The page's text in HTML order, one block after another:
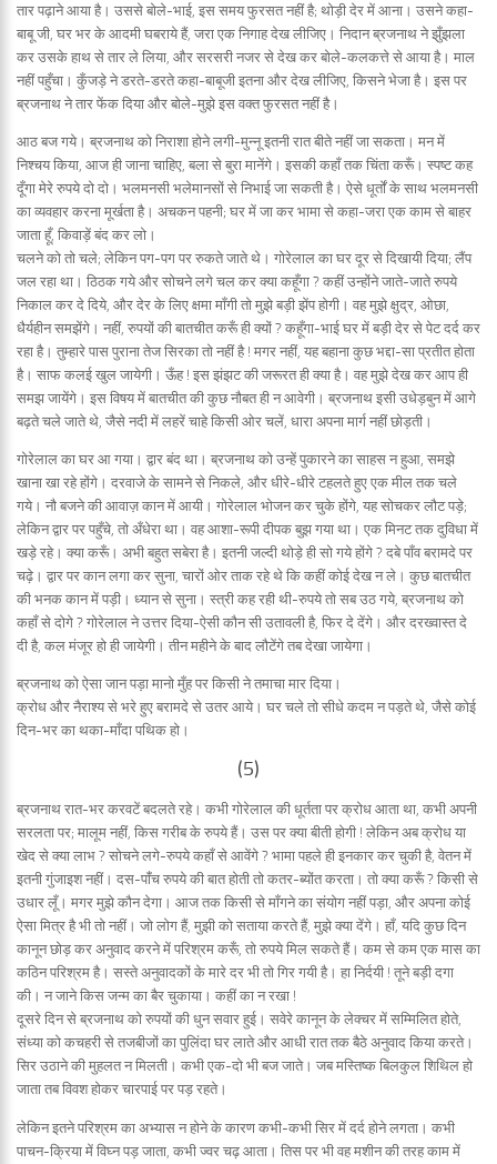
तार पढ़ाने आया है। उससे बोले-भाई, इस समय फुरसत नहीं है; थोड़ी देर में आना। उसने कहा-
बाबू जी, घर भर के आदमी घबराये हैं, जरा एक निगाह देख लीजिए। निदान ब्रजनाथ ने झुँझला
कर उसके हाथ से तार ले लिया, और सरसरी नजर से देख कर बोले-कलकत्ते से आया है। माल
नहीं पहुँचा। कुँजड़े ने डरते-डरते कहा-बाबूजी इतना और देख लीजिए, किसने भेजा है। इस पर
ब्रजनाथ ने तार फेंक दिया और बोले-मुझे इस वक्त फुरसत नहीं है।
आठ बज गये। ब्रजनाथ को निराशा होने लगी-मुन्नू इतनी रात बीते नहीं जा सकता। मन में
निश्चय किया, आज ही जाना चाहिए, बला से बुरा मानेंगे। इसकी कहाँ तक चिंता करूँ। स्पष्ट कह
दूँगा मेरे रुपये दो दो। भलमनसी भलेमानसों से निभाई जा सकती है। ऐसे धूर्तों के साथ भलमनसी
का व्यवहार करना मूर्खता है। अचकन पहनी; घर में जा कर भामा से कहा-जरा एक काम से बाहर
जाता हूँ, किवाड़ें बंद कर लो।
चलने को तो चले; लेकिन पग-पग पर रुकते जाते थे। गोरेलाल का घर दूर से दिखायी दिया; लैंप
जल रहा था। ठिठक गये और सोचने लगे चल कर क्या कहूँगा ? कहीं उन्होंने जाते-जाते रुपये
निकाल कर दे दिये, और देर के लिए क्षमा माँगी तो मुझे बड़ी झेंप होगी। वह मुझे क्षुद्र, ओछा,
धैर्यहीन समझेंगे। नहीं, रुपयों की बातचीत करूँ ही क्यों ? कहूँगा-भाई घर में बड़ी देर से पेट दर्द कर
रहा है। तुम्हारे पास पुराना तेज सिरका तो नहीं है ! मगर नहीं, यह बहाना कुछ भद्दा-सा प्रतीत होता
है। साफ कलई खुल जायेगी। ऊँह ! इस झंझट की जरूरत ही क्या है। वह मुझे देख कर आप ही
समझ जायेंगे। इस विषय में बातचीत की कुछ नौबत ही न आवेगी। ब्रजनाथ इसी उधेड़बुन में आगे
बढ़ते चले जाते थे, जैसे नदी में लहरें चाहे किसी ओर चलें, धारा अपना मार्ग नहीं छोड़ती।
गोरेलाल का घर आ गया। द्वार बंद था। ब्रजनाथ को उन्हें पुकारने का साहस न हुआ, समझे
खाना खा रहे होंगे। दरवाजे के सामने से निकले, और धीरे-धीरे टहलते हुए एक मील तक चले
गये। नौ बजने की आवाज़ कान में आयी। गोरेलाल भोजन कर चुके होंगे, यह सोचकर लौट पड़े;
लेकिन द्वार पर पहुँचे, तो अँधेरा था। वह आशा-रूपी दीपक बुझ गया था। एक मिनट तक दुविधा में
खड़े रहे। क्या करूँ। अभी बहुत सबेरा है। इतनी जल्दी थोड़े ही सो गये होंगे ? दबे पाँव बरामदे पर
चढ़े। द्वार पर कान लगा कर सुना, चारों ओर ताक रहे थे कि कहीं कोई देख न ले। कुछ बातचीत
की भनक कान में पड़ी। ध्यान से सुना। स्त्री कह रही थी-रुपये तो सब उठ गये, ब्रजनाथ को
कहाँ से दोगे ? गोरेलाल ने उत्तर दिया-ऐसी कौन सी उतावली है, फिर दे देंगे। और दरख्वास्त दे
दी है, कल मंजूर हो ही जायेगी। तीन महीने के बाद लौटेंगे तब देखा जायेगा।
ब्रजनाथ को ऐसा जान पड़ा मानो मुँह पर किसी ने तमाचा मार दिया।
क्रोध और नैराश्य से भरे हुए बरामदे से उतर आये। घर चले तो सीधे कदम न पड़ते थे, जैसे कोई
दिन-भर का थका-माँदा पथिक हो।
(5)
ब्रजनाथ रात-भर करवटें बदलते रहे। कभी गोरेलाल की धूर्तता पर क्रोध आता था, कभी अपनी
सरलता पर; मालूम नहीं, किस गरीब के रुपये हैं। उस पर क्या बीती होगी ! लेकिन अब क्रोध या
खेद से क्या लाभ ? सोचने लगे-रुपये कहाँ से आवेंगे ? भामा पहले ही इनकार कर चुकी है, वेतन में
इतनी गुंजाइश नहीं। दस-पांँच रुपये की बात होती तो कतर-ब्योंत करता। तो क्या करूँ ? किसी से
उधार लूँ। मगर मुझे कौन देगा। आज तक किसी से माँगने का संयोग नहीं पड़ा, और अपना कोई
ऐसा मित्र है भी तो नहीं। जो लोग हैं, मुझी को सताया करते हैं, मुझे क्या देंगे। हाँ, यदि कुछ दिन
कानून छोड़ कर अनुवाद करने में परिश्रम करूँ, तो रुपये मिल सकते हैं। कम से कम एक मास का
कठिन परिश्रम है। सस्ते अनुवादकों के मारे दर भी तो गिर गयी है। हा निर्दयी ! तूने बड़ी दगा
की। न जाने किस जन्म का बैर चुकाया। कहीं का न रखा !
दूसरे दिन से ब्रजनाथ को रुपयों की धुन सवार हुई। सवेरे कानून के लेक्चर में सम्मिलित होते,
संध्या को कचहरी से तजबीजों का पुलिंदा घर लाते और आधी रात तक बैठे अनुवाद किया करते।
सिर उठाने की मुहलत न मिलती। कभी एक-दो भी बज जाते। जब मस्तिष्क बिलकुल शिथिल हो
जाता तब विवश होकर चारपाई पर पड़ रहते।
लेकिन इतने परिश्रम का अभ्यास न होने के कारण कभी-कभी सिर में दर्द होने लगता। कभी
पाचन-क्रिया में विघ्न पड़ जाता, कभी ज्वर चढ़ आता। तिस पर भी वह मशीन की तरह काम में